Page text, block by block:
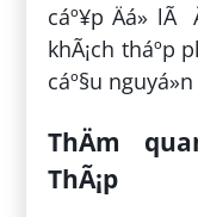
cáº¥p Äá»
khÃ¡ch tháº­p
cáº§u
ThÄm
ThÃ¡p